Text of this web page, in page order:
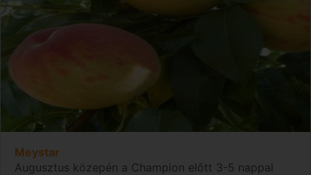
Meystar
Augusztus közepén a Champion előtt 3-5 nappal